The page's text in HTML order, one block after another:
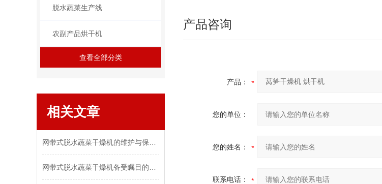
脱水蔬菜生产线
农副产品烘干机
查看全部分类
相关文章
产品咨询
产品：
您的单位：
您的姓名：
联系电话：